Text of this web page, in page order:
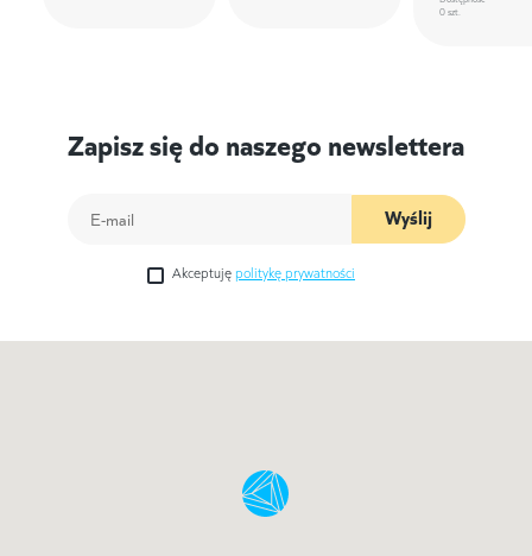
0 szt.
Zapisz się do naszego newslettera
Wyślij
Akceptuję politykę prywatności